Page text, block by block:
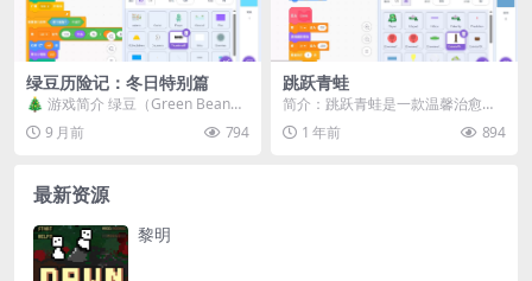
绿豆历险记：冬日特别篇
🎄 游戏简介 绿豆（Green Bean）
和他的伙伴们正准备欢庆节日，然
而灾难再...
9 月前 794
跳跃青蛙
简介：跳跃青蛙是一款温馨治愈的
平台跳跃类游戏，你将扮演一只青
蛙，在睡莲之间跳跃前...
1 年前 894
最新资源
黎明